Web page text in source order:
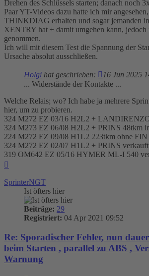
Drehen des Schlüssels starten; danach noch
Paar YT-Videos dazu hatte ich mir
THINKDIAG erhalten und sogar jemanden
XENTRY hat + damit umgehen kann,
genommen.
Ich will mit diesem Test die Spannung der
Ursache absolut ausschließen.
Holgi hat geschrieben: 16 Jun 2025
... Widerstände der Kontakte ...
Welche Relais; wo? Ich habe ja mehrere
hier, um zu probieren.
324 M272 EZ 03/16 H2L2 +
324 M273 EZ 06/08 H2L2 + PRINS 48tkm
224 M272 EZ 09/08 H1L2 223tkm ohne FIN
324 M272 EZ 02/07 H1L2 + PRINS verkauft
319 OM642 EZ 05/16 HYMER ML-I 540
SprinterNGT
Ist öfters hier
Beiträge: 29
Registriert: 04 Apr 2021 09:52
Re: Sporadischer Fehler, nun
beim Starten , parallel zu ABS ,
Warnung